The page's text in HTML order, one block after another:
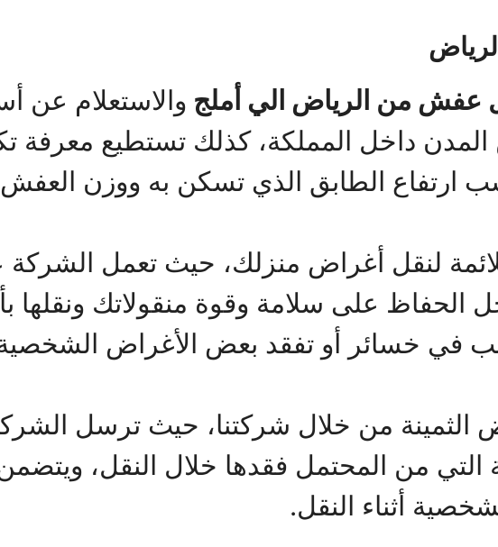
عفش من الرياض الي أملج والاستعلام عن
داخل المملكة، كذلك تستطيع معرفة
ارتفاع الطابق الذي تسكن به ووزن العفش
لنقل أغراض منزلك، حيث تعمل الشركة
الحفاظ على سلامة وقوة منقولاتك
في خسائر أو تفقد بعض الأغراض
من خلال شركتنا، حيث ترسل
من المحتمل فقدها خلال النقل،
أثناء النقل.